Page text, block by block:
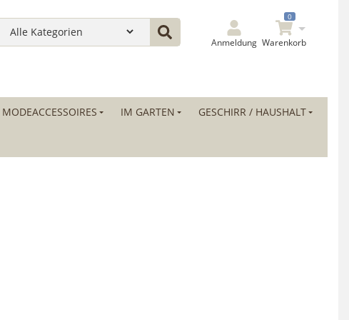
Anmeldung
0
Warenkorb
MODEACCESSOIRES IM GARTEN GESCHIRR / HAUSHALT